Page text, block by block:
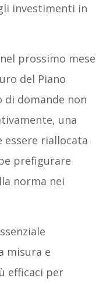
investimenti in
prossimo mese
del Piano
di domande non
una
riallocata
prefigurare
norma nei
misura e
efficaci per